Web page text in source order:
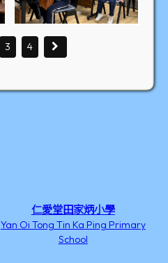
3 4
仁愛堂田家炳小學
Yan Oi Tong Tin Ka Ping Primary
School